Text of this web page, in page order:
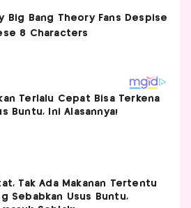
Terlalu Cepat Bisa Terkena
Buntu, Ini Alasannya!
Tak Ada Makanan Tertentu
Sebabkan Usus Buntu,